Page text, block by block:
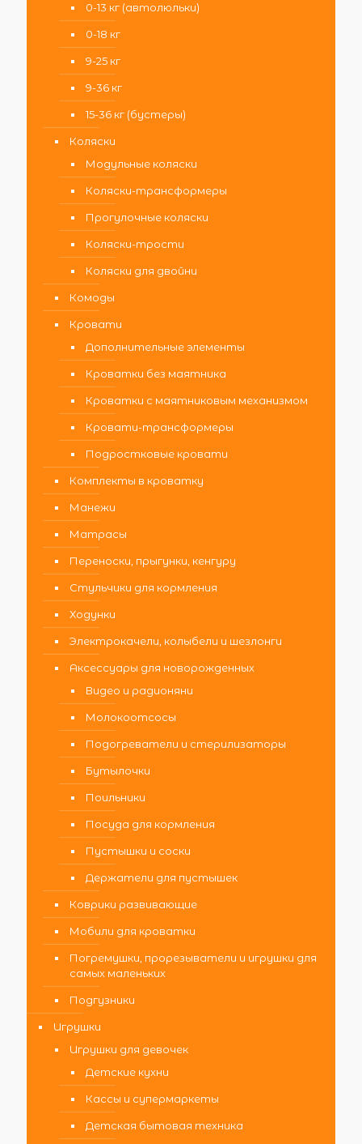
0-13 кг (автолюльки)
0-18 кг
9-25 кг
9-36 кг
15-36 кг (бустеры)
Коляски
Модульные коляски
Коляски-трансформеры
Прогулочные коляски
Коляски-трости
Коляски для двойни
Комоды
Кровати
Дополнительные элементы
Кроватки без маятника
Кроватки с маятниковым механизмом
Кровати-трансформеры
Подростковые кровати
Комплекты в кроватку
Манежи
Матрасы
Переноски, прыгунки, кенгуру
Стульчики для кормления
Ходунки
Электрокачели, колыбели и шезлонги
Аксессуары для новорожденных
Видео и радионяни
Молокоотсосы
Подогреватели и стерилизаторы
Бутылочки
Поильники
Посуда для кормления
Пустышки и соски
Держатели для пустышек
Коврики развивающие
Мобили для кроватки
Погремушки, прорезыватели и игрушки для
самых маленьких
Подгузники
Игрушки
Игрушки для девочек
Детские кухни
Кассы и супермаркеты
Детская бытовая техника